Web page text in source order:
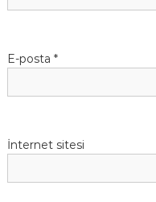
E-posta *
İnternet sitesi